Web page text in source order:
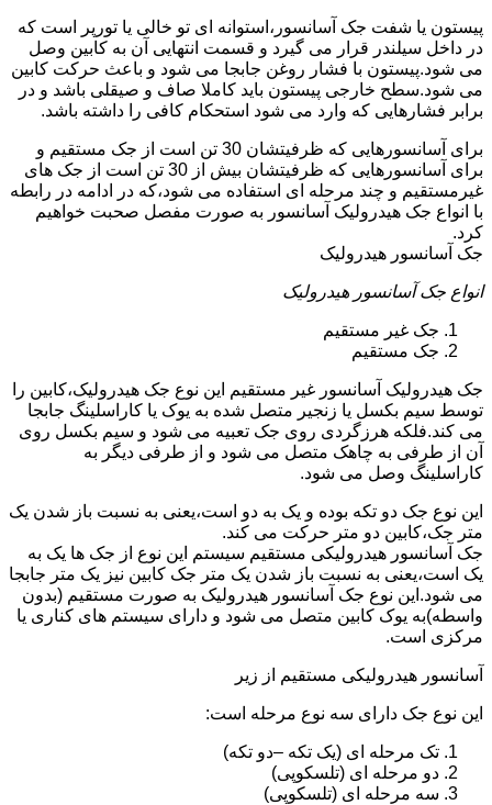
پیستون یا شفت جک آسانسور،استوانه ای تو خالی یا تورپر است که
در داخل سیلندر قرار می گیرد و قسمت انتهایی آن به کابین وصل
می شود.پیستون با فشار روغن جابجا می شود و باعث حرکت کابین
می شود.سطح خارجی پیستون باید کاملا صاف و صیقلی باشد و در
برابر فشارهایی که وارد می شود استحکام کافی را داشته باشد.
برای آسانسورهایی که ظرفیتشان 30 تن است از جک مستقیم و
برای آسانسورهایی که ظرفیتشان بیش از 30 تن است از جک های
غیرمستقیم و چند مرحله ای استفاده می شود،که در ادامه در رابطه
با انواع جک هیدرولیک آسانسور به صورت مفصل صحبت خواهیم
کرد.
جک آسانسور هیدرولیک
انواع جک آسانسور هیدرولیک
جک غیر مستقیم
جک مستقیم
جک هیدرولیک آسانسور غیر مستقیم این نوع جک هیدرولیک،کابین را
توسط سیم بکسل یا زنجیر متصل شده به یوک یا کاراسلینگ جابجا
می کند.فلکه هرزگردی روی جک تعبیه می شود و سیم بکسل روی
آن از طرفی به چاهک متصل می شود و از طرفی دیگر به
کاراسلینگ وصل می شود.
این نوع جک دو تکه بوده و یک به دو است،یعنی به نسبت باز شدن یک
متر جک،کابین دو متر حرکت می کند.
جک آسانسور هیدرولیکی مستقیم سیستم این نوع از جک ها یک به
یک است،یعنی به نسبت باز شدن یک متر جک کابین نیز یک متر جابجا
می شود.این نوع جک آسانسور هیدرولیک به صورت مستقیم (بدون
واسطه)به یوک کابین متصل می شود و دارای سیستم های کناری یا
مرکزی است.
آسانسور هیدرولیکی مستقیم از زیر
این نوع جک دارای سه نوع مرحله است:
تک مرحله ای (یک تکه –دو تکه)
دو مرحله ای (تلسکوپی)
سه مرحله ای (تلسکوپی)